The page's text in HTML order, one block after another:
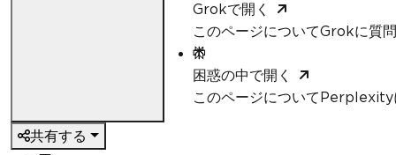
Grokで開く
このページについてGrokに質
困惑の中で開く
このページについてPerplexity
共有する